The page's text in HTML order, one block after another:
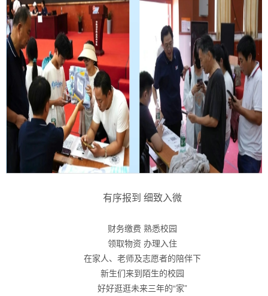
有序报到 细致入微
财务缴费 熟悉校园
领取物资 办理入住
在家人、老师及志愿者的陪伴下
新生们来到陌生的校园
好好逛逛未来三年的“家”